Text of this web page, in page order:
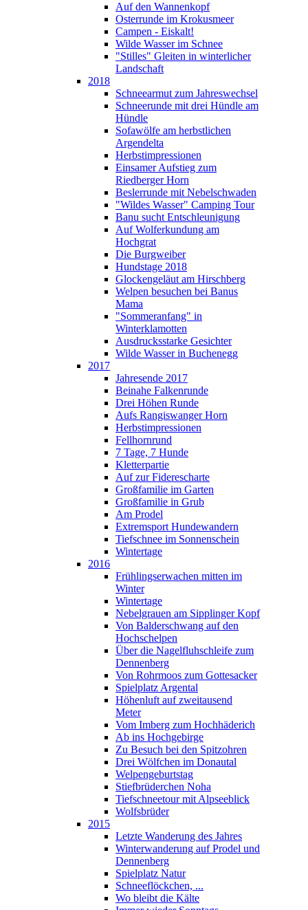
Auf den Wannenkopf
Osterrunde im Krokusmeer
Campen - Eiskalt!
Wilde Wasser im Schnee
"Stilles" Gleiten in winterlicher
Landschaft
2018
Schneearmut zum Jahreswechsel
Schneerunde mit drei Hündle am
Hündle
Sofawölfe am herbstlichen
Argendelta
Herbstimpressionen
Einsamer Aufstieg zum
Riedberger Horn
Beslerrunde mit Nebelschwaden
"Wildes Wasser" Camping Tour
Banu sucht Entschleunigung
Auf Wolferkundung am
Hochgrat
Die Burgweiber
Hundstage 2018
Glockengeläut am Hirschberg
Welpen besuchen bei Banus
Mama
"Sommeranfang" in
Winterklamotten
Ausdrucksstarke Gesichter
Wilde Wasser in Buchenegg
2017
Jahresende 2017
Beinahe Falkenrunde
Drei Höhen Runde
Aufs Rangiswanger Horn
Herbstimpressionen
Fellhornrund
7 Tage, 7 Hunde
Kletterpartie
Auf zur Fiderescharte
Großfamilie im Garten
Großfamilie in Grub
Am Prodel
Extremsport Hundewandern
Tiefschnee im Sonnenschein
Wintertage
2016
Frühlingserwachen mitten im
Winter
Wintertage
Nebelgrauen am Sipplinger Kopf
Von Balderschwang auf den
Hochschelpen
Über die Nagelfluhschleife zum
Dennenberg
Von Rohrmoos zum Gottesacker
Spielplatz Argental
Höhenluft auf zweitausend
Meter
Vom Imberg zum Hochhäderich
Ab ins Hochgebirge
Zu Besuch bei den Spitzohren
Drei Wölfchen im Donautal
Welpengeburtstag
Stiefbrüderchen Noha
Tiefschneetour mit Alpseeblick
Wolfsbrüder
2015
Letzte Wanderung des Jahres
Winterwanderung auf Prodel und
Dennenberg
Spielplatz Natur
Schneeflöckchen, ...
Wo bleibt die Kälte